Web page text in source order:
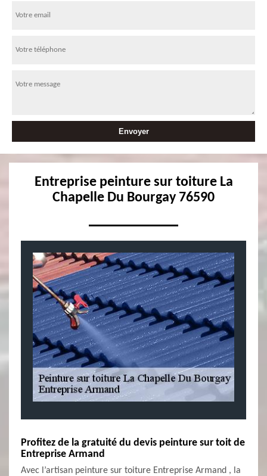
Entreprise peinture sur toiture La
Chapelle Du Bourgay 76590
Profitez de la gratuité du devis peinture sur toit de
Entreprise Armand
Avec l’artisan peinture sur toiture Entreprise Armand , la